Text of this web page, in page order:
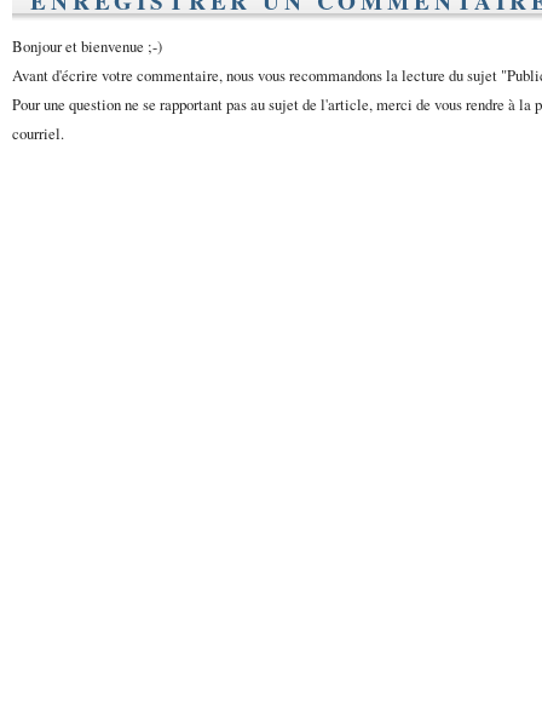
Bonjour et bienvenue ;-)
Avant d'écrire votre commentaire, nous vous recommandons la lecture du sujet
Pour une question ne se rapportant pas au sujet de l'article, merci de vous rendre à la
courriel.